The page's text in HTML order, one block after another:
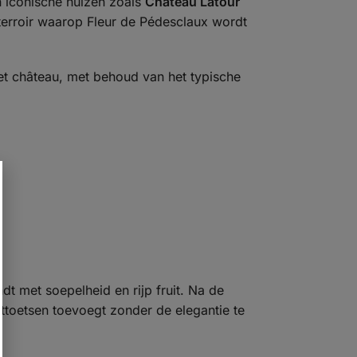
waarop Fleur de Pédesclaux wordt
château, met behoud van het typische
met soepelheid en rijp fruit. Na de
toevoegt zonder de elegantie te